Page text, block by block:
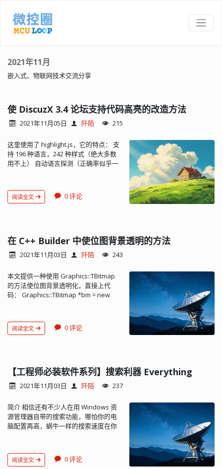
2021年11月
嵌入式、物联网技术交流分享
使 DiscuzX 3.4 论坛支持代码高亮的改造方法
2021年11月05日 阡陌 215
这里使用了 highlight.js，它的特点： 支
持 196 种语言，242 种样式（绝大多数
用不上） 自动语言探测（正确率似乎一
可以通过 CDN 加速服务器引用： <link
href="https://cdn.bootcdn.net/ajax/libs/highlight.js/11.2.0/styles/
可以直接在官网下载页面
（https://highlightjs.org/download/）
操作： 下载后将 highlight.min.js 和样式
式表）上传到服务...
阅读全文 0 评论
在 C++ Builder 中使位图背景透明的方法
2021年11月03日 阡陌 243
本文提供一种使用 Graphics::TBitmap
的方法使位图背景透明化，直接上代
码： Graphics::TBitmap *bm = new
tmFixed; bm->TransparentColor =
clWhite; MForm->ImageList1-
tmAuto：使用图片左下角像素的颜色作
TransparentColor 属性指定的颜色作为
阅读全文 0 评论
【工程师必装软件系列】搜索利器 Everything
2021年11月03日 阡陌 237
简介 相信还有不少人在用 Windows 资
源管理器自带的搜索功能，哪怕你的电
脑配置再高，蜗牛一样的搜索速度在你
上的一款小巧、灵活、强大、免费的搜
索工具，它能够基于文件名快速定文件
阅读全文 0 评论